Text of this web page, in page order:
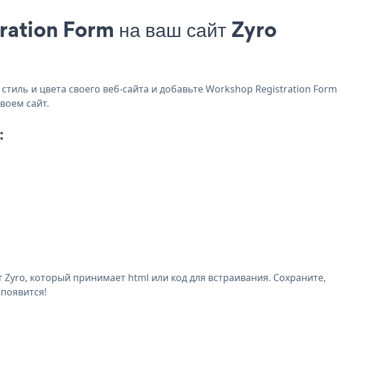
Form на ваш сайт Zyro
и цвета своего веб-сайта и добавьте Workshop Registration Form
сайт.
который принимает html или код для встраивания. Сохраните,